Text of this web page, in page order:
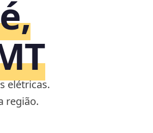
elétricas.
região.